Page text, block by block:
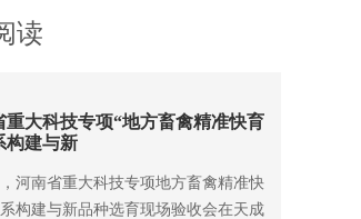
读
重大科技专项“地方畜禽精准快育
构建与新
河南省重大科技专项地方畜禽精准快
构建与新品种选育现场验收会在天成